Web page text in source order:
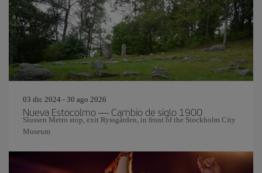
03 dic 2024 - 30 ago 2026
Nueva Estocolmo — Cambio de siglo 1900
Slussen Metro stop, exit Ryssgården, in front of the Stockholm City
Museum